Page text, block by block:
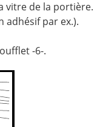
vitre de la portière.
adhésif par ex.).
-6-.